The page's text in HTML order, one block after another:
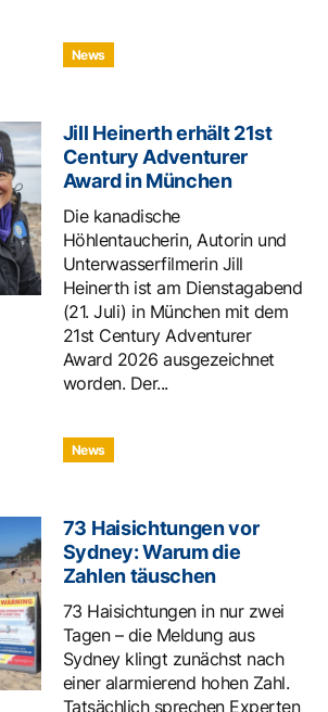
News
Jill Heinerth erhält 21st
Century Adventurer
Award in München
Die kanadische
Höhlentaucherin, Autorin und
Unterwasserfilmerin Jill
Heinerth ist am Dienstagabend
(21. Juli) in München mit dem
21st Century Adventurer
Award 2026 ausgezeichnet
worden. Der...
News
73 Haisichtungen vor
Sydney: Warum die
Zahlen täuschen
73 Haisichtungen in nur zwei
Tagen – die Meldung aus
Sydney klingt zunächst nach
einer alarmierend hohen Zahl.
Tatsächlich sprechen Experten